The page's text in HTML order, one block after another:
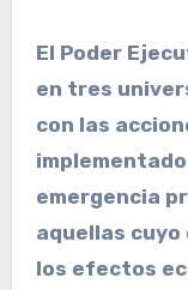
El Poder
en tres
con las
emergencia
aquellas
los efectos